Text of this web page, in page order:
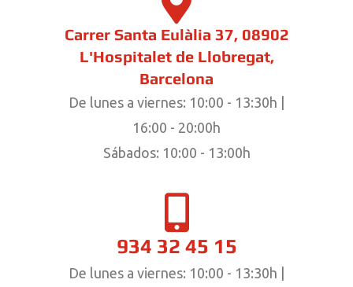
Carrer Santa Eulàlia 37, 08902
L'Hospitalet de Llobregat,
Barcelona
De lunes a viernes: 10:00 - 13:30h |
16:00 - 20:00h
Sábados: 10:00 - 13:00h
934 32 45 15
De lunes a viernes: 10:00 - 13:30h |